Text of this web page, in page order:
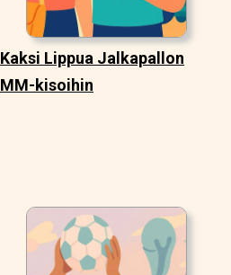
Kaksi Lippua Jalkapallon
MM-kisoihin